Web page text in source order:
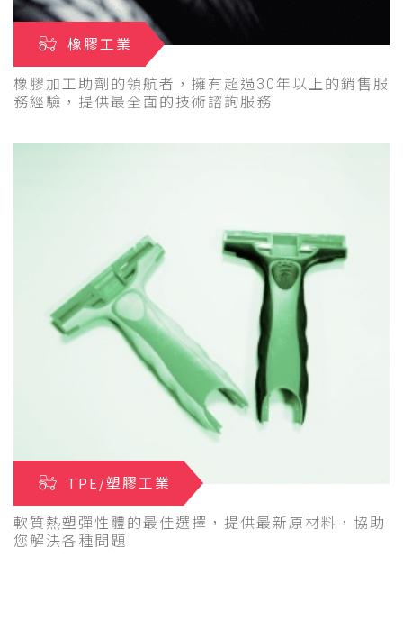
橡膠工業
橡膠加工助劑的領航者，擁有超過30年以上的銷售服
務經驗，提供最全面的技術諮詢服務
TPE/塑膠工業
軟質熱塑彈性體的最佳選擇，提供最新原材料，協助
您解決各種問題